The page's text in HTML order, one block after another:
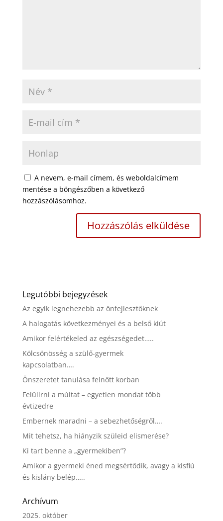
A nevem, e-mail címem, és weboldalcímem
mentése a böngészőben a következő
hozzászólásomhoz.
Legutóbbi bejegyzések
Az egyik legnehezebb az önfejlesztőknek
A halogatás következményei és a belső kiút
Amikor felértékeled az egészségedet…..
Kölcsönösség a szülő-gyermek
kapcsolatban….
Önszeretet tanulása felnőtt korban
Felülírni a múltat – egyetlen mondat több
évtizedre
Embernek maradni – a sebezhetőségről….
Mit tehetsz, ha hiányzik szüleid elismerése?
Ki tart benne a „gyermekiben”?
Amikor a gyermeki éned megsértődik, avagy a kisfiú
és kislány belép…..
Archívum
2025. október